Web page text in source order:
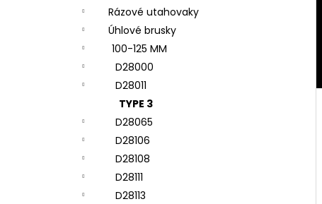
Rázové utahovaky
Úhlové brusky
100-125 MM
D28000
D28011
TYPE 3
D28065
D28106
D28108
D28111
D28113